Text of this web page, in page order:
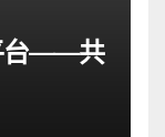
台——共